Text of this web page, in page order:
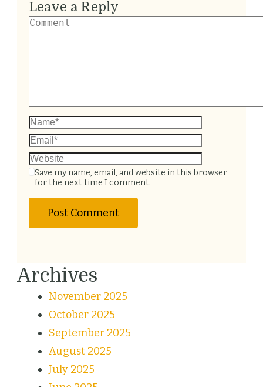
Leave a Reply
Save my name, email, and website in this browser
for the next time I comment.
Archives
November 2025
October 2025
September 2025
August 2025
July 2025